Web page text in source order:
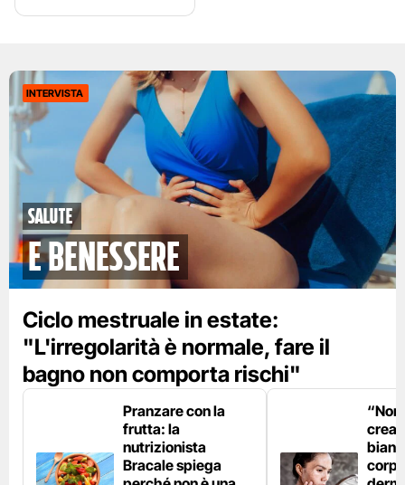
INTERVISTA
Salute
e benessere
Ciclo mestruale in estate:
"L'irregolarità è normale, fare il
bagno non comporta rischi"
Pranzare con la
frutta: la
nutrizionista
Bracale spiega
“Non